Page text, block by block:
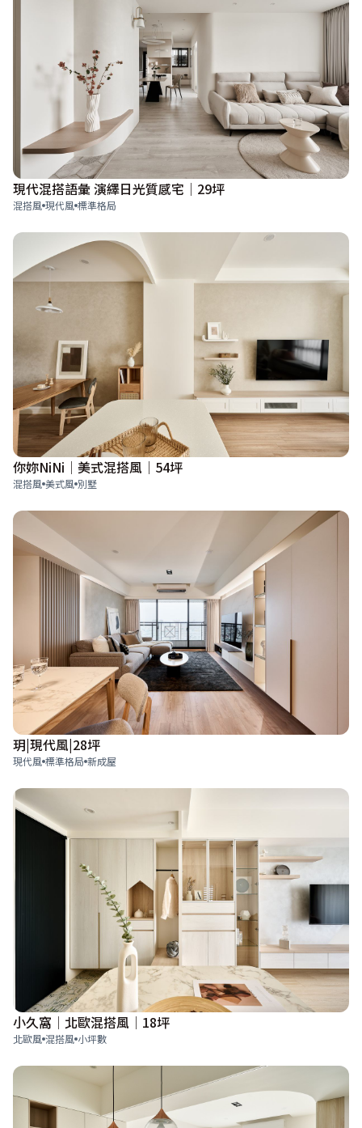
現代混搭語彙 演繹日光質感宅│29坪
混搭風 現代風 標準格局
你妳NiNi│美式混搭風│54坪
混搭風 美式風 別墅
玥|現代風|28坪
現代風 標準格局 新成屋
小久窩│北歐混搭風│18坪
北歐風 混搭風 小坪數